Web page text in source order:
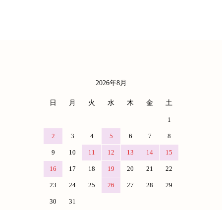
2026年8月
日 月 火 水 木 金 土
1
2 3 4 5 6 7 8
9 10 11 12 13 14 15
16 17 18 19 20 21 22
23 24 25 26 27 28 29
30 31